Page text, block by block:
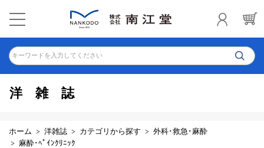
キーワードを入力してください
洋雑誌
ホーム 洋雑誌 カテゴリから探す
外科･救急･麻酔
麻酔･ﾍﾟｲﾝｸﾘﾆｯｸ